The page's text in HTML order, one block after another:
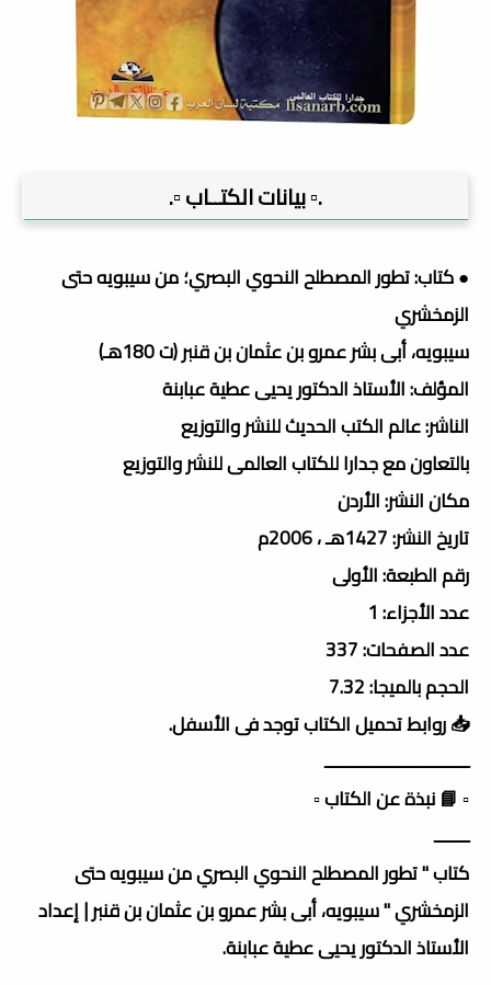
.▫️ بيانات الكتــاب ▫️.
● كتاب: تطور المصطلح النحوي البصري؛ من سيبويه حتى
الزمخشري
سيبويه، أبى بشر عمرو بن عثمان بن قنبر (ت 180هـ)
المؤلف: الأستاذ الدكتور يحيى عطية عبابنة
الناشر: عالم الكتب الحديث للنشر والتوزيع
بالتعاون مع جدارا للكتاب العالمى للنشر والتوزيع
مكان النشر: الأردن
تاريخ النشر: 1427هـ ، 2006م
رقم الطبعة: الأولى
عدد الأجزاء: 1
عدد الصفحات: 337
الحجم بالميجا: 7.32
📥 روابط تحميل الكتاب توجد فى الأسفل.
ـــــــــــــــــــــــــــــــــ
▫️ 📘 نبذة عن الكتاب ▫️
ــــــــ
كتاب " تطور المصطلح النحوي البصري من سيبويه حتى
الزمخشري " سيبويه، أبى بشر عمرو بن عثمان بن قنبر | إعداد
الأستاذ الدكتور يحيى عطية عبابنة.